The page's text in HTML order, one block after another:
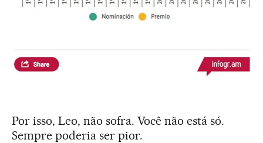
Por isso, Leo, não sofra. Você não está só.
Sempre poderia ser pior.